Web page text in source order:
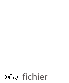
fichier